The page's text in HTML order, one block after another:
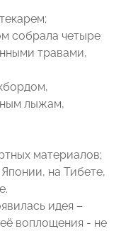
собрала четыре
травами,
лыжам,
материалов;
на Тибете,
идея –
воплощения - не